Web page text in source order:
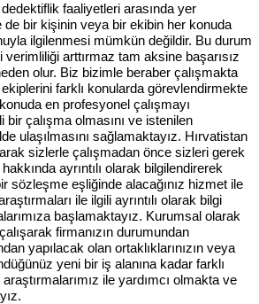
faaliyetleri arasında yer
de bir kişinin veya bir ekibin her konuda
ilgilenmesi mümkün değildir. Bu durum
verimliliği arttırmaz tam aksine başarısız
olur. Biz bizimle beraber çalışmakta
ekiplerini farklı konularda görevlendirmekte
en profesyonel çalışmayı
çalışma olmasını ve istenilen
ulaşılmasını sağlamaktayız. Hırvatistan
sizlerle çalışmadan önce sizleri gerek
ayrıntılı olarak bilgilendirerek
sözleşme eşliğinde alacağınız hizmet ile
ile ilgili ayrıntılı olarak bilgi
başlamaktayız. Kurumsal olarak
firmanızın durumundan
yapılacak olan ortaklıklarınızın veya
yeni bir iş alanına kadar farklı
ile yardımcı olmakta ve